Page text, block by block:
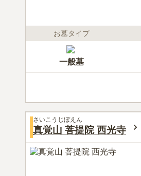
お墓タイプ
一般墓
さいこうじぼえん
真覚山 菩提院 西光寺